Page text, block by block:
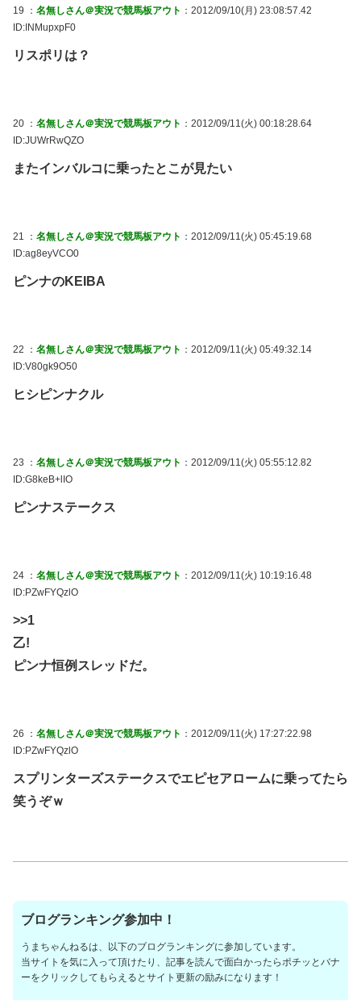
19 ： 名無しさん＠実況で競馬板アウト ：2012/09/10(月) 23:08:57.42
ID:INMupxpF0
リスポリは？
20 ： 名無しさん＠実況で競馬板アウト ：2012/09/11(火) 00:18:28.64
ID:JUWrRwQZO
またインバルコに乗ったとこが見たい
21 ： 名無しさん＠実況で競馬板アウト ：2012/09/11(火) 05:45:19.68
ID:ag8eyVCO0
ピンナのKEIBA
22 ： 名無しさん＠実況で競馬板アウト ：2012/09/11(火) 05:49:32.14
ID:V80gk9O50
ヒシピンナクル
23 ： 名無しさん＠実況で競馬板アウト ：2012/09/11(火) 05:55:12.82
ID:G8keB+lIO
ピンナステークス
24 ： 名無しさん＠実況で競馬板アウト ：2012/09/11(火) 10:19:16.48
ID:PZwFYQzlO
>>1
乙!
ピンナ恒例スレッドだ。
26 ： 名無しさん＠実況で競馬板アウト ：2012/09/11(火) 17:27:22.98
ID:PZwFYQzlO
スプリンターズステークスでエピセアロームに乗ってたら
笑うぞｗ
ブログランキング参加中！
うまちゃんねるは、以下のブログランキングに参加しています。
当サイトを気に入って頂けたり、記事を読んで面白かったらポチッとバナ
ーをクリックしてもらえるとサイト更新の励みになります！